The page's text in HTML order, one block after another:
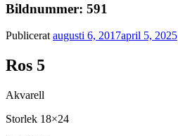
Bildnummer: 591
Publicerat augusti 6, 2017april 5, 2025
Ros 5
Akvarell
Storlek 18×24